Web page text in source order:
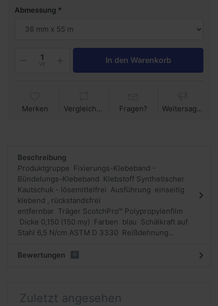
Abmessung
VE In den Warenkorb
Merken Vergleichen Fragen? Weitersagen
Beschreibung
Produktgruppe Fixierungs-Klebeband -
Bündelungs-Klebeband Klebstoff Synthetischer
Kautschuk - lösemittelfrei Ausführung einseitig
klebend , rückstandsfrei
entfernbar Träger ScotchPro™ Polypropylenfilm
Dicke 0,150 (150 my) Farben blau Schälkraft auf
Stahl 6,5 N/cm ASTM D 3330 Reißdehnung...
Bewertungen 0
Zuletzt angesehen